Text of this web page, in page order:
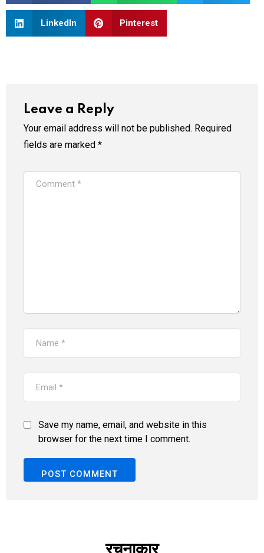
LinkedIn Pinterest
Leave a Reply
Your email address will not be published. Required
fields are marked *
Save my name, email, and website in this
browser for the next time I comment.